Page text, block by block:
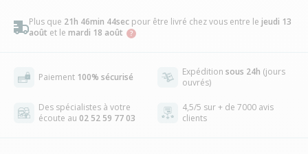
Plus que 21h 46min 44sec pour être livré chez vous entre le jeudi 13
août et le mardi 18 août
Paiement 100% sécurisé Expédition sous 24h (jours
ouvrés)
Des spécialistes à votre
écoute au 02 52 59 77 03
4,5/5 sur + de 7000 avis
clients